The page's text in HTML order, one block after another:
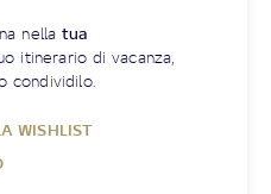
nellatua
itinerario di vacanza,
condividilo.
WISHLIST